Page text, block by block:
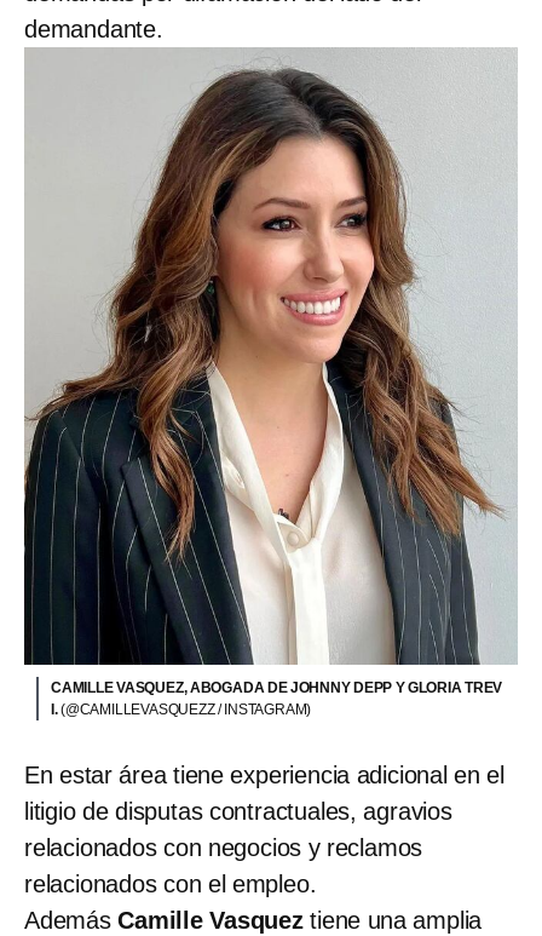
demandante.
CAMILLE VASQUEZ, ABOGADA DE JOHNNY DEPP Y GLORIA TREV
I.(@CAMILLEVASQUEZZ / INSTAGRAM)
En estar área tiene experiencia adicional en el
litigio de disputas contractuales, agravios
relacionados con negocios y reclamos
relacionados con el empleo.
AdemásCamille Vasqueztiene una amplia